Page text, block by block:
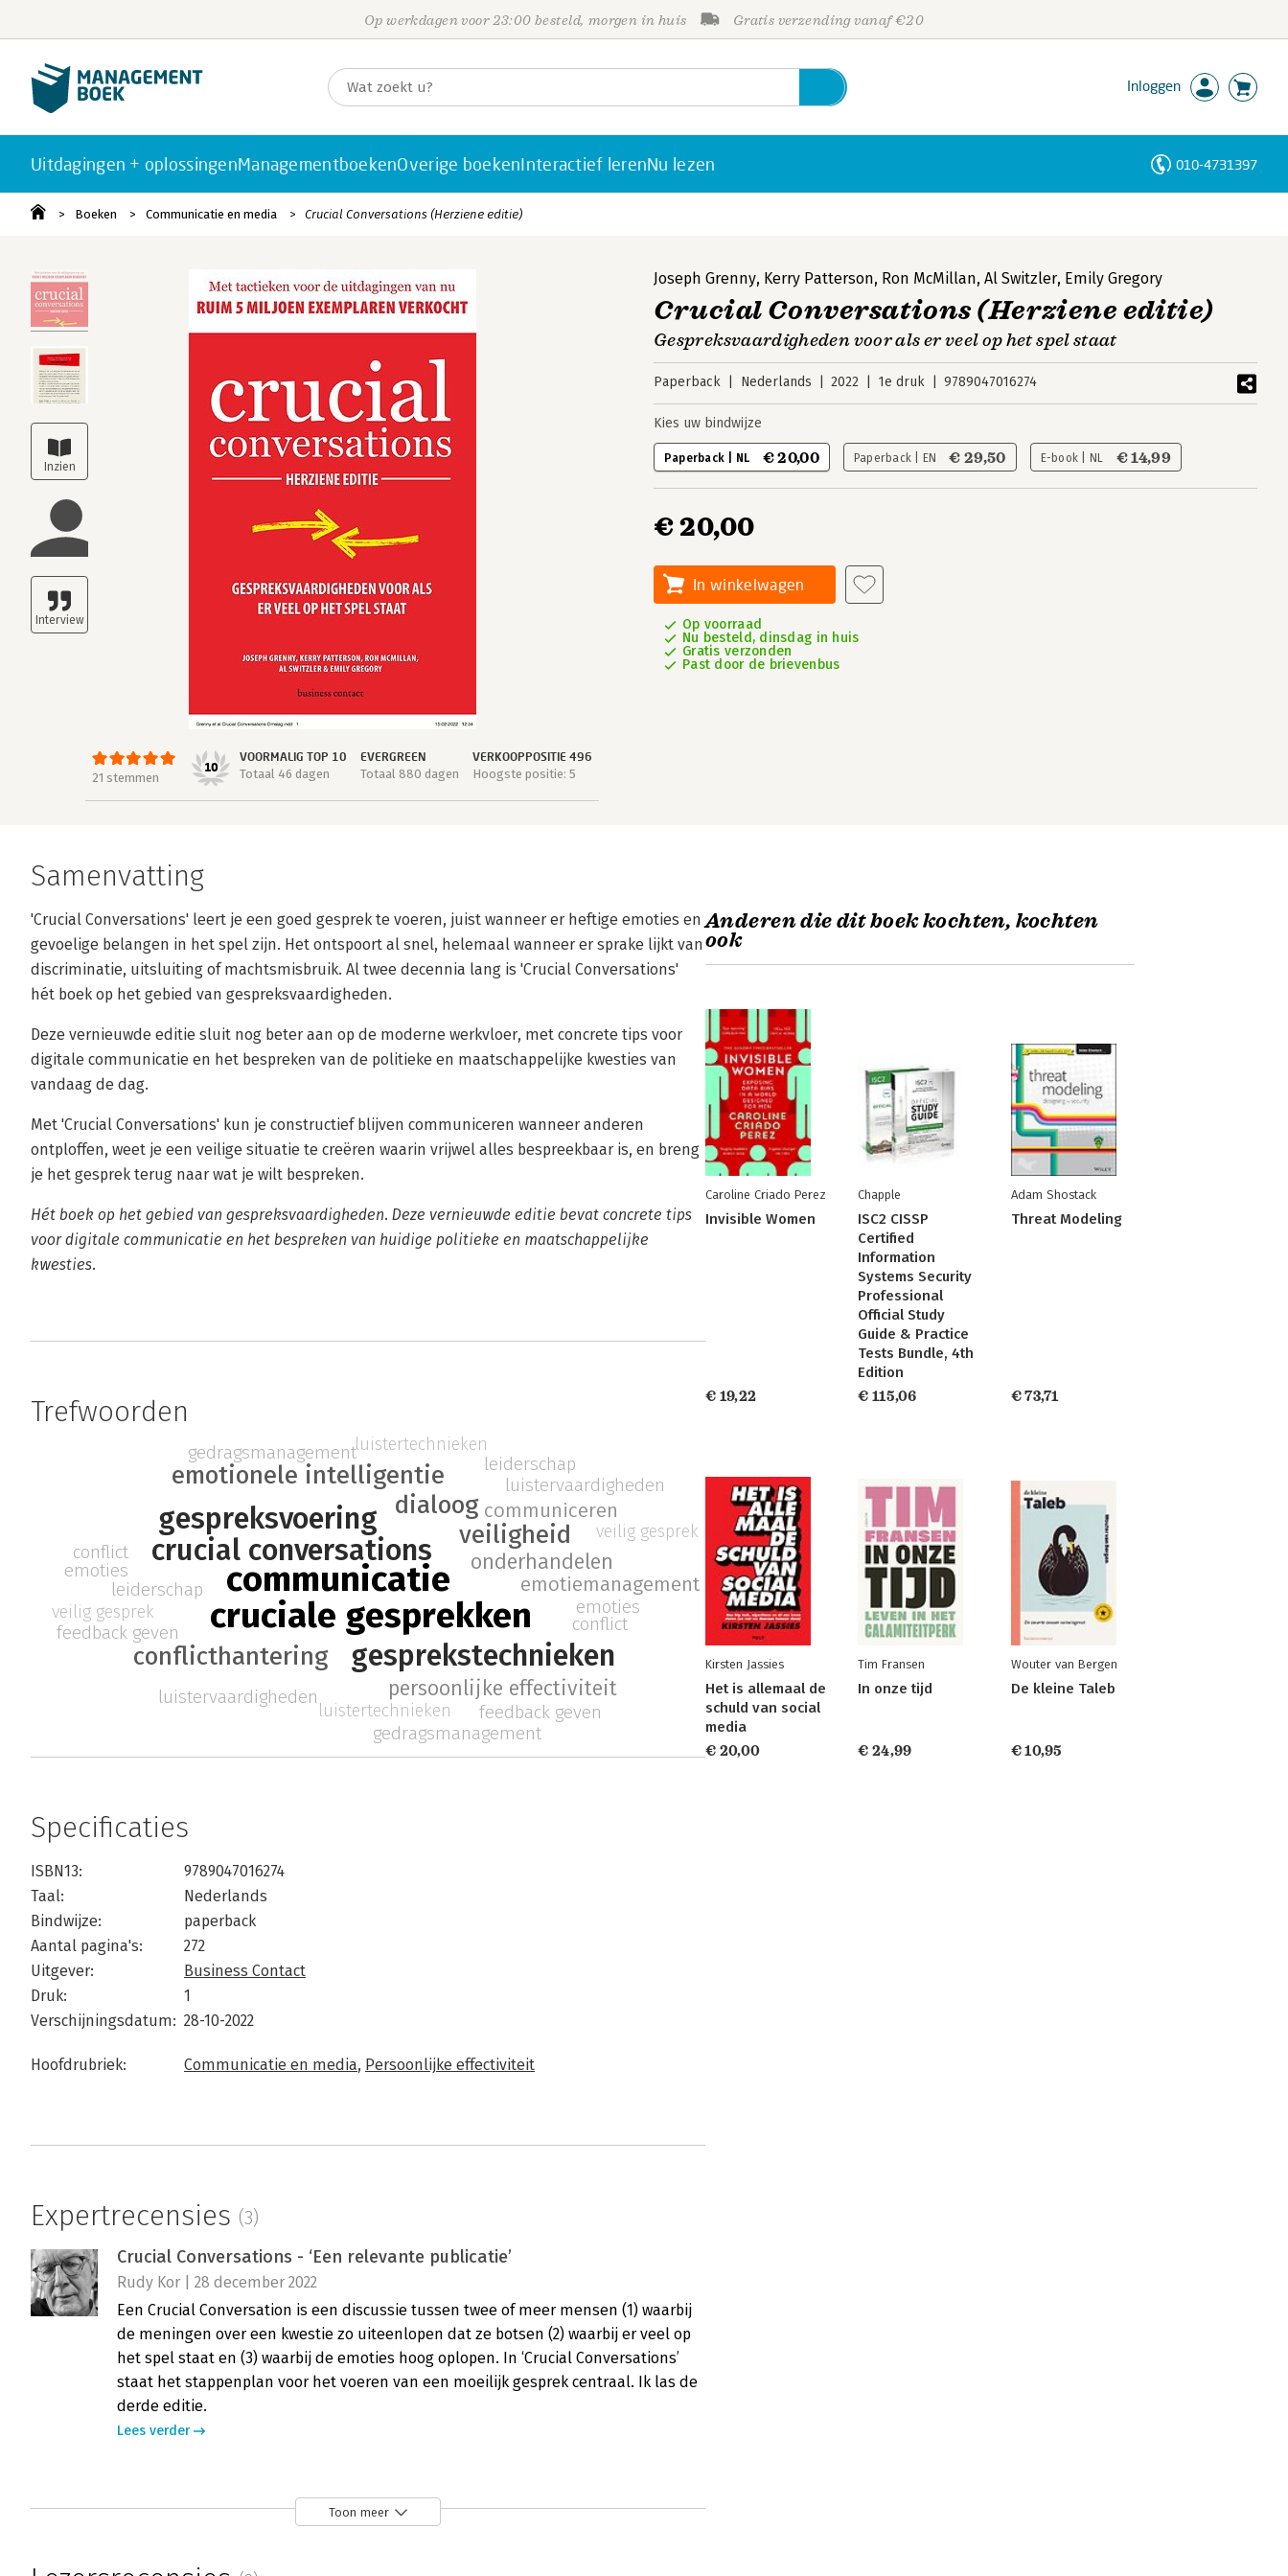
Op werkdagen voor 23:00 besteld, morgen in huis Gratis verzending vanaf €20
Inloggen
Uitdagingen + oplossingenManagementboekenOverige boekenInteractief lerenNu lezen 010-4731397
Boeken Communicatie en media Crucial Conversations (Herziene editie)
21 stemmen
10
VOORMALIG TOP 10
Totaal 46 dagen
EVERGREEN
Totaal 880 dagen
VERKOOPPOSITIE 496
Hoogste positie: 5
Joseph Grenny, Kerry Patterson, Ron McMillan, Al Switzler, Emily Gregory
Crucial Conversations (Herziene editie)
Gespreksvaardigheden voor als er veel op het spel staat
Paperback Nederlands 2022 1e druk 9789047016274
Kies uw bindwijze
Paperback | NL € 20,00 Paperback | EN € 29,50 E-book | NL € 14,99
€ 20,00
In winkelwagen
Op voorraad
Nu besteld, dinsdag in huis
Gratis verzonden
Past door de brievenbus
Samenvatting
'Crucial Conversations' leert je een goed gesprek te voeren, juist wanneer er heftige emoties en
gevoelige belangen in het spel zijn. Het ontspoort al snel, helemaal wanneer er sprake lijkt van
discriminatie, uitsluiting of machtsmisbruik. Al twee decennia lang is 'Crucial Conversations'
hét boek op het gebied van gespreksvaardigheden.
Deze vernieuwde editie sluit nog beter aan op de moderne werkvloer, met concrete tips voor
digitale communicatie en het bespreken van de politieke en maatschappelijke kwesties van
vandaag de dag.
Met 'Crucial Conversations' kun je constructief blijven communiceren wanneer anderen
ontploffen, weet je een veilige situatie te creëren waarin vrijwel alles bespreekbaar is, en breng
je het gesprek terug naar wat je wilt bespreken.
Hét boek op het gebied van gespreksvaardigheden. Deze vernieuwde editie bevat concrete tips
voor digitale communicatie en het bespreken van huidige politieke en maatschappelijke
kwesties.
Trefwoorden
communicatie
cruciale gesprekken
crucial conversations
gespreksvoering
gesprekstechnieken
dialoog
conflicthantering
emotionele intelligentie
veiligheid
onderhandelen
persoonlijke effectiviteit
emotiemanagement
communiceren
luistertechnieken
leiderschap
luistervaardigheden
feedback geven
emoties
veilig gesprek
conflict
gedragsmanagementluistertechnieken
leiderschap
luistervaardigheden
feedback geven
emoties
veilig gesprek
conflict
gedragsmanagement
Specificaties
ISBN13:
9789047016274
Taal:
Nederlands
Bindwijze:
paperback
Aantal pagina's:
272
Uitgever:
Business Contact
Druk:
1
Verschijningsdatum: 28-10-2022
Hoofdrubriek: Communicatie en media, Persoonlijke effectiviteit
Expertrecensies (3)
Crucial Conversations - ‘Een relevante publicatie’
Rudy Kor | 28 december 2022
Een Crucial Conversation is een discussie tussen twee of meer mensen (1) waarbij
de meningen over een kwestie zo uiteenlopen dat ze botsen (2) waarbij er veel op
het spel staat en (3) waarbij de emoties hoog oplopen. In ‘Crucial Conversations’
staat het stappenplan voor het voeren van een moeilijk gesprek centraal. Ik las de
derde editie.
Lees verder
Crucial conversations - ‘Betrouwbaar boek over gespreksvaardigheden’
Toon meer
Anderen die dit boek kochten, kochten
ook
Caroline Criado Perez
Invisible Women
€ 19,22
Chapple
ISC2 CISSP
Certified
Information
Systems Security
Professional
Official Study
Guide & Practice
Tests Bundle, 4th
Edition
€ 115,06
Adam Shostack
Threat Modeling
€ 73,71
Kirsten Jassies
Het is allemaal de
schuld van social
media
€ 20,00
Tim Fransen
In onze tijd
€ 24,99
Wouter van Bergen
De kleine Taleb
€ 10,95
Personen